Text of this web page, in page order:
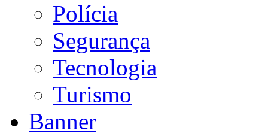
Polícia
Segurança
Tecnologia
Turismo
Banner